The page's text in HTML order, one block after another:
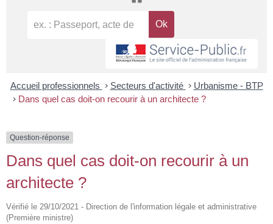
Accueil professionnels > Secteurs d'activité > Urbanisme - BTP
> Dans quel cas doit-on recourir à un architecte ?
Question-réponse
Dans quel cas doit-on recourir à un
architecte ?
Vérifié le 29/10/2021 - Direction de l'information légale et administrative
(Première ministre)